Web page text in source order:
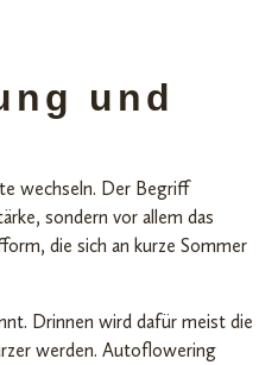
und
wechseln. Der Begriff
sondern vor allem das
die sich an kurze Sommer
Drinnen wird dafür meist die
werden. Autoflowering